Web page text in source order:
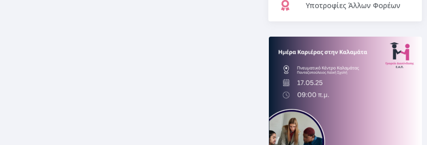
Υποτροφίες Άλλων Φορέων